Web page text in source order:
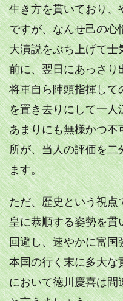
生き方を貫いており、
ですが、なんせ己の心
大演説をぶち上げて士
前に、翌日にあっさり
将軍自ら陣頭指揮して
を置き去りにして一人
あまりにも無様かつ不
所が、当人の評価を二
ます。
ただ、歴史という視点
皇に恭順する姿勢を貫
回避し、速やかに富国
本国の行く末に多大な
において徳川慶喜は間